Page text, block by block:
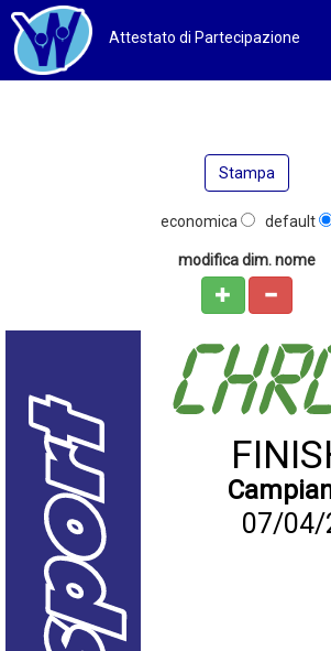
Attestato di Partecipazione
Stampa
economica default
modifica dim. nome
07/04/